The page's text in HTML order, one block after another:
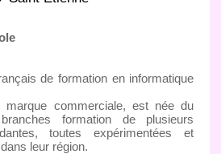
de formation en informatique
marque commerciale, est née du
formation de plusieurs
toutes expérimentées et
leur région.